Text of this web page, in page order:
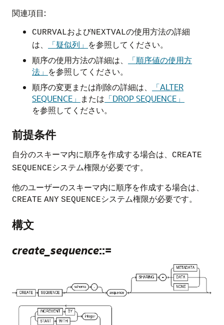
関連項目:
CURRVALおよびNEXTVALの使用方法の詳細
は、
「疑似列」 を参照してください。
順序の使用方法の詳細は、
「順序値の使用方
法」 を参照してください。
順序の変更または削除の詳細は、
「ALTER
SEQUENCE」 または 「DROP SEQUENCE」
を参照してください。
前提条件
自分のスキーマ内に順序を作成する場合は、
CREATE
SEQUENCEシステム権限が必要です。
他のユーザーのスキーマ内に順序を作成する場合は、
CREATE ANY SEQUENCEシステム権限が必要です。
構文
create_sequence::=